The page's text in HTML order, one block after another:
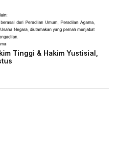
Tinggi & Hakim Yustisial,